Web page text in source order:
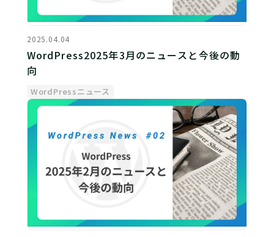
2025.04.04
WordPress2025年3月のニュースと今後の動
向
WordPressニュース